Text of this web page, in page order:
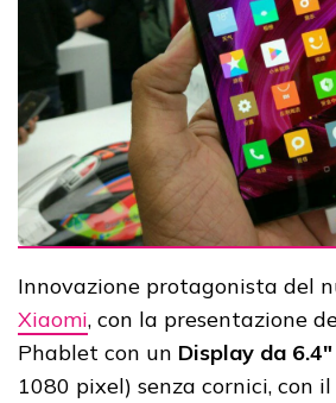
Innovazione protagonista del
Xiaomi, con la presentazione
Phablet con un Display da 6.4"
1080 pixel) senza cornici, con